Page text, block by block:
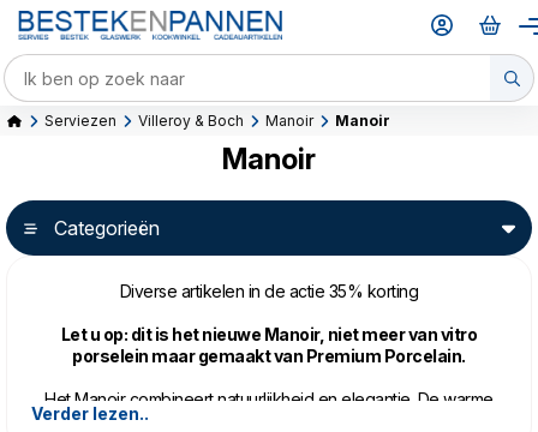
Serviezen Villeroy & Boch Manoir Manoir
Manoir
Categorieën
Diverse artikelen in de actie 35% korting
Let u op: dit is het nieuwe Manoir, niet meer van vitro
porselein maar gemaakt van Premium Porcelain.
Het Manoir combineert natuurlijkheid en elegantie. De warme
wittint zorgt dat de vormgeving goed tot zijn recht komt.
Verder lezen..